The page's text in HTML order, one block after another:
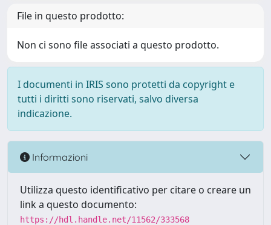
File in questo prodotto:
Non ci sono file associati a questo prodotto.
I documenti in IRIS sono protetti da copyright e
tutti i diritti sono riservati, salvo diversa
indicazione.
Informazioni
Utilizza questo identificativo per citare o creare un
link a questo documento:
https://hdl.handle.net/11562/333568